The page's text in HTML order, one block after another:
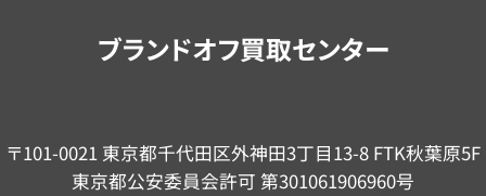
ブランドオフ買取センター
〒101-0021 東京都千代田区外神田3丁目13-8 FTK秋葉原5F
東京都公安委員会許可 第301061906960号